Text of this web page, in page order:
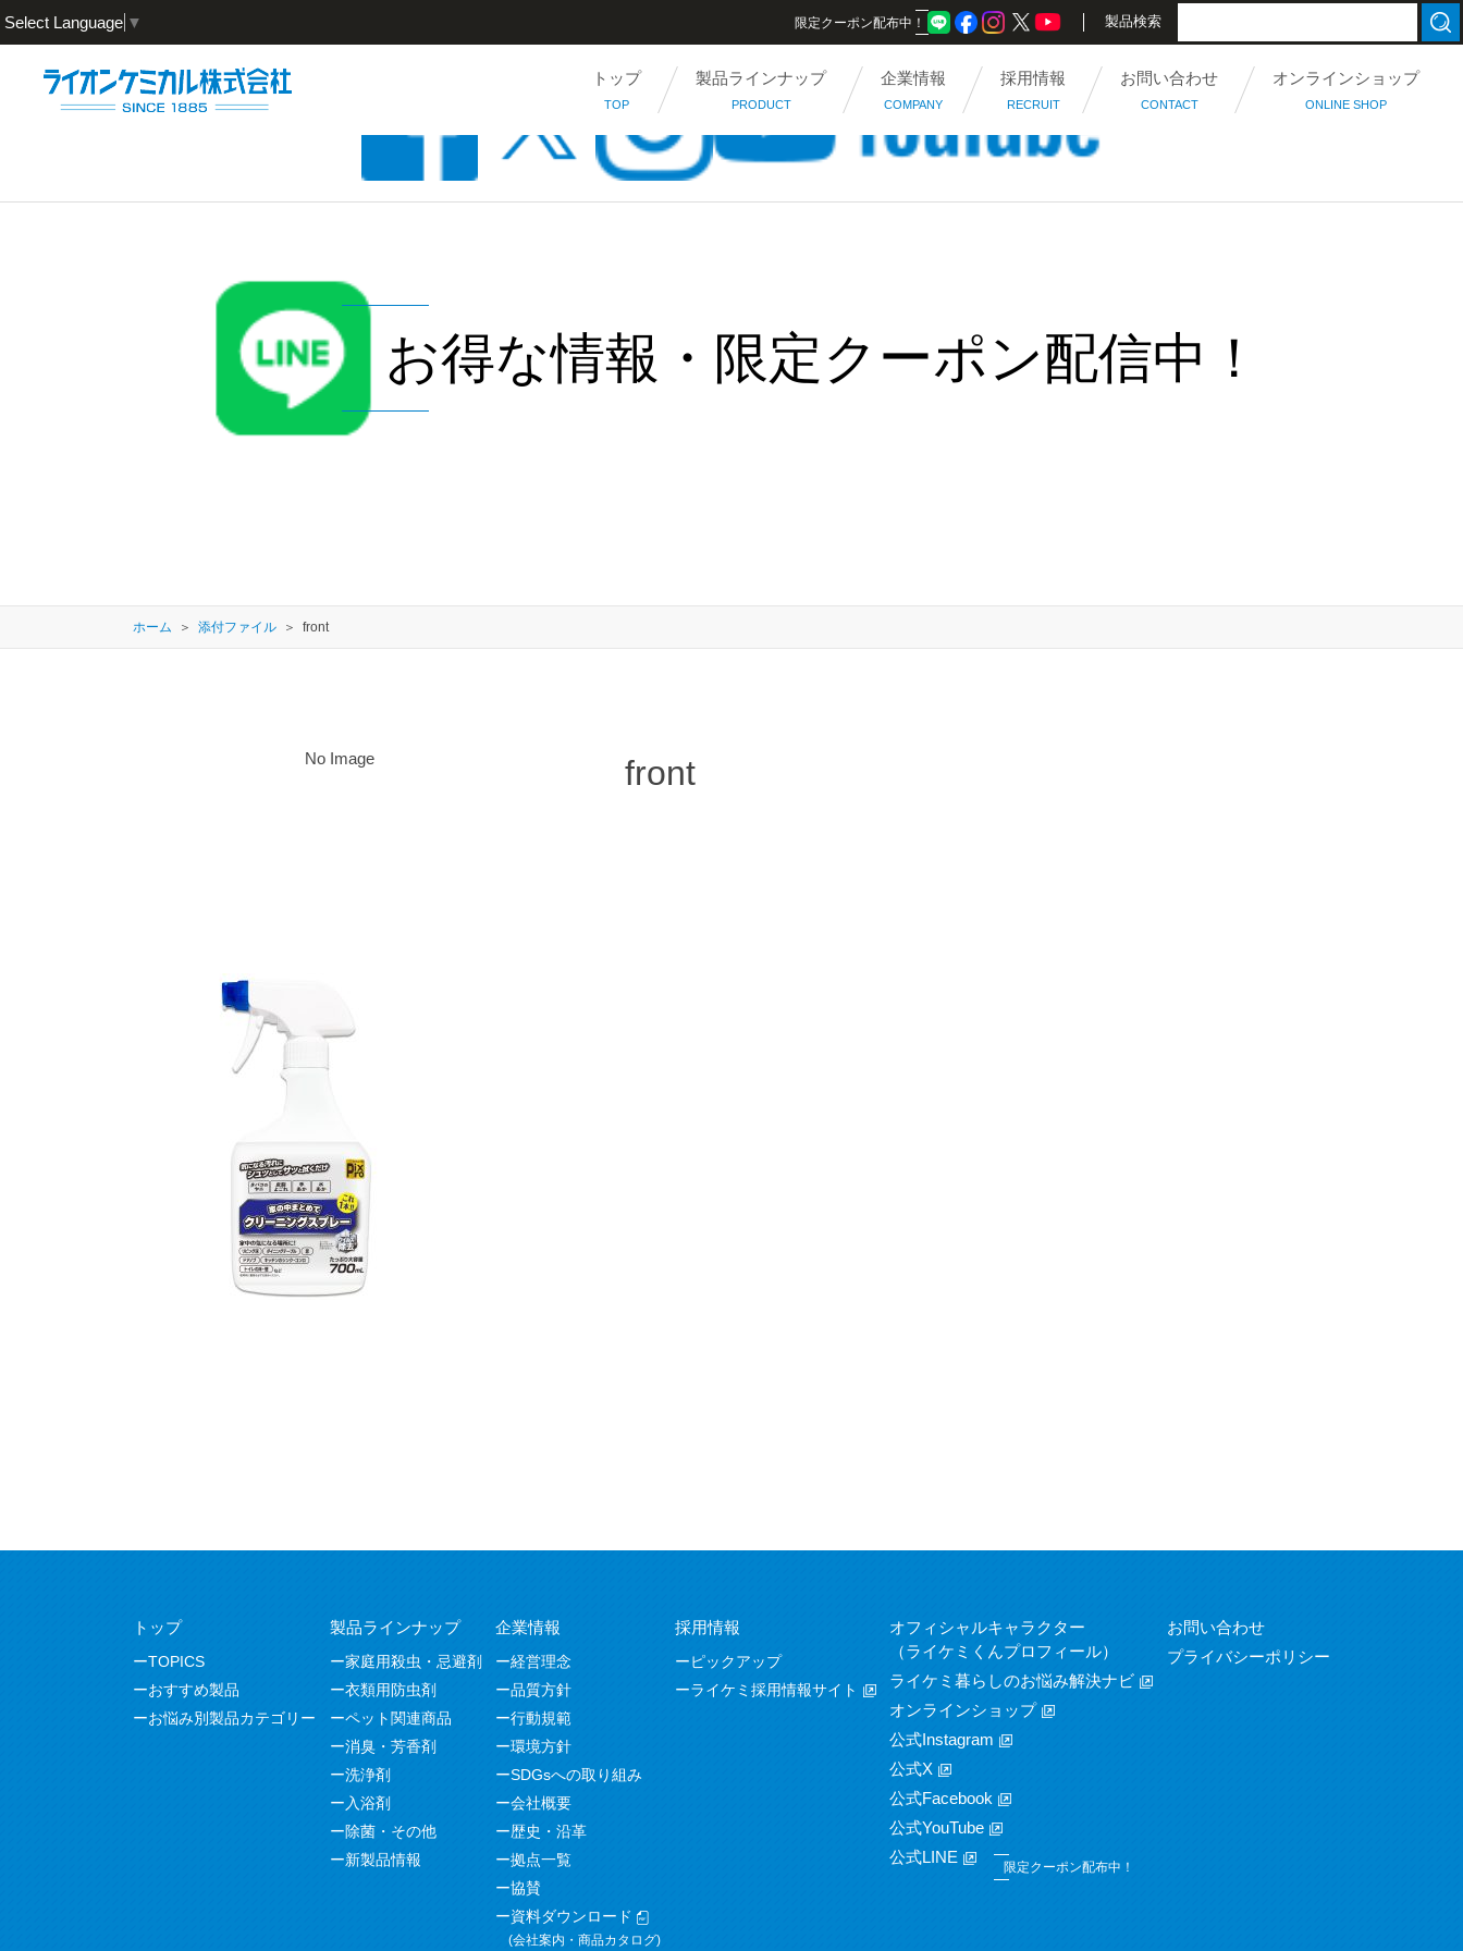
Select Language ▼ 限定クーポン配布中！ 製品検索
トップ
TOP
製品ラインナップ
PRODUCT
企業情報
COMPANY
採用情報
RECRUIT
お問い合わせ
CONTACT
オンラインショップ
ONLINE SHOP
お得な情報・限定クーポン配信中！
ホーム 添付ファイル front
No Image front
トップ
TOPICS
おすすめ製品
お悩み別製品カテゴリー
製品ラインナップ
家庭用殺虫・忌避剤
衣類用防虫剤
ペット関連商品
消臭・芳香剤
洗浄剤
入浴剤
除菌・その他
新製品情報
企業情報
経営理念
品質方針
行動規範
環境方針
SDGsへの取り組み
会社概要
歴史・沿革
拠点一覧
協賛
資料ダウンロード
(会社案内・商品カタログ)
採用情報
ピックアップ
ライケミ採用情報サイト
オフィシャルキャラクター
（ライケミくんプロフィール）
ライケミ暮らしのお悩み解決ナビ
オンラインショップ
公式Instagram
公式X
公式Facebook
公式YouTube
公式LINE
限定クーポン配布中！
お問い合わせ
プライバシーポリシー